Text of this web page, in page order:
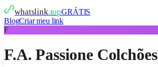
whatslink.topGRÁTIS
BlogCriar meu link
F
F.A. Passione Colchões